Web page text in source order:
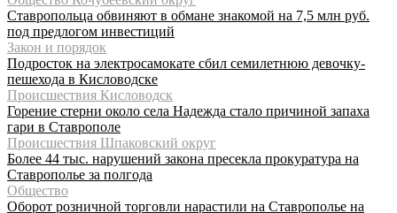
Ставропольца обвиняют в обмане знакомой на 7,5 млн руб.
под предлогом инвестиций
Закон и порядок
Подросток на электросамокате сбил семилетнюю девочку-
пешехода в Кисловодске
Происшествия Кисловодск
Горение стерни около села Надежда стало причиной запаха
гари в Ставрополе
Происшествия Шпаковский округ
Более 44 тыс. нарушений закона пресекла прокуратура на
Ставрополье за полгода
Общество
Оборот розничной торговли нарастили на Ставрополье на